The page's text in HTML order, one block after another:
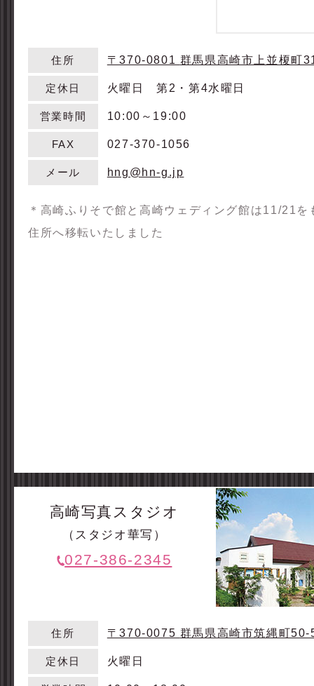
住所 〒370-0801 群馬県高崎市上並榎町
定休日 火曜日 第2・第4水曜日
営業時間 10:00～19:00
FAX 027-370-1056
メール hng@hn-g.jp
＊高崎ふりそで館と高崎ウェディング館は11/21を
住所へ移転いたしました
高崎写真スタジオ
（スタジオ華写）
027-386-2345
住所 〒370-0075 群馬県高崎市筑縄町50-
定休日 火曜日